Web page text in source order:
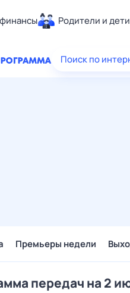
Родители и дети
Здоровье
Поиск по
Премьеры недели
передач на 2